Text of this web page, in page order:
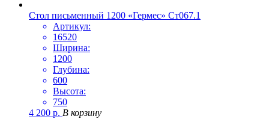
Стол письменный 1200 «Гермес» Ст067.1
Артикул:
16520
Ширина:
1200
Глубина:
600
Высота:
750
4 200 р. В корзину